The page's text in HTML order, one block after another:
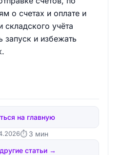
о счетах и оплате и
складского учёта
запуск и избежать
на главную
⏱ 3 мин
статьи →